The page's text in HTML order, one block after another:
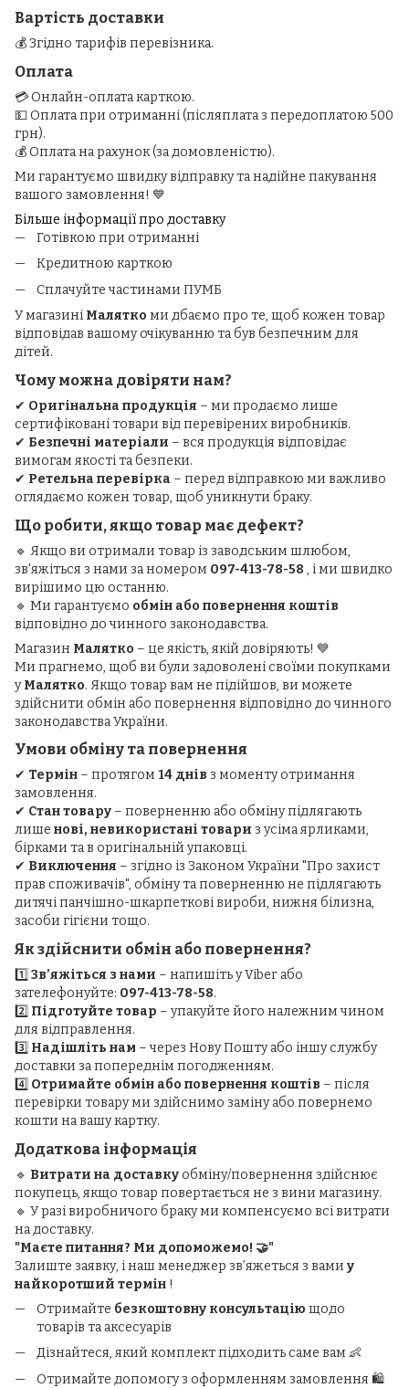
Вартість доставки
💰 Згідно тарифів перевізника.
Оплата
💳 Онлайн-оплата карткою.
💵 Оплата при отриманні (післяплата з передоплатою 500
грн).
💰 Оплата на рахунок (за домовленістю).
Ми гарантуємо швидку відправку та надійне пакування
вашого замовлення! 💙
Більше інформації про доставку
Готівкою при отриманні
Кредитною карткою
Сплачуйте частинами ПУМБ
У магазині Малятко ми дбаємо про те, щоб кожен товар
відповідав вашому очікуванню та був безпечним для
дітей.
Чому можна довіряти нам?
✔ Оригінальна продукція – ми продаємо лише
сертифіковані товари від перевірених виробників.
✔ Безпечні матеріали – вся продукція відповідає
вимогам якості та безпеки.
✔ Ретельна перевірка – перед відправкою ми важливо
оглядаємо кожен товар, щоб уникнути браку.
Що робити, якщо товар має дефект?
🔹 Якщо ви отримали товар із заводським шлюбом,
зв'яжіться з нами за номером 097-413-78-58 , і ми швидко
вирішимо цю останню.
🔹 Ми гарантуємо обмін або повернення коштів
відповідно до чинного законодавства.
Магазин Малятко – це якість, якій довіряють! 💙
Ми прагнемо, щоб ви були задоволені своїми покупками
уМалятко. Якщо товар вам не підійшов, ви можете
здійснити обмін або повернення відповідно до чинного
законодавства України.
Умови обміну та повернення
✔ Термін – протягом 14 днів з моменту отримання
замовлення.
✔ Стан товару – поверненню або обміну підлягають
лише нові, невикористані товари з усіма ярликами,
бірками та в оригінальній упаковці.
✔ Виключення – згідно із Законом України "Про захист
прав споживачів", обміну та поверненню не підлягають
дитячі панчішно-шкарпеткові вироби, нижня білизна,
засоби гігієни тощо.
Як здійснити обмін або повернення?
1️⃣ Зв’яжіться з нами – напишіть у Viber або
зателефонуйте: 097-413-78-58.
2️⃣ Підготуйте товар – упакуйте його належним чином
для відправлення.
3️⃣ Надішліть нам – через Нову Пошту або іншу службу
доставки за попереднім погодженням.
4️⃣ Отримайте обмін або повернення коштів – після
перевірки товару ми здійснимо заміну або повернемо
кошти на вашу картку.
Додаткова інформація
🔹 Витрати на доставкуобміну/повернення здійснює
покупець, якщо товар повертається не з вини магазину.
🔹 У разі виробничого браку ми компенсуємо всі витрати
на доставку.
"Маєте питання? Ми допоможемо! 🤝"
Залиште заявку, і наш менеджер зв’яжеться з вами у
найкоротший термін !
Отримайте безкоштовну консультацію щодо
товарів та аксесуарів
Дізнайтеся, який комплект підходить саме вам 👶
Отримайте допомогу з оформленням замовлення 🛍️